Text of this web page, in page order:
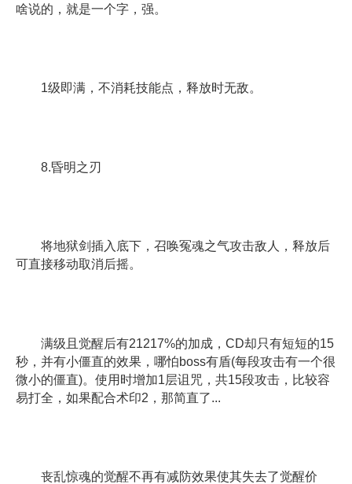
啥说的，就是一个字，强。
1级即满，不消耗技能点，释放时无敌。
8.昏明之刃
将地狱剑插入底下，召唤冤魂之气攻击敌人，释放后
可直接移动取消后摇。
满级且觉醒后有21217%的加成，CD却只有短短的15
秒，并有小僵直的效果，哪怕boss有盾(每段攻击有一个很
微小的僵直)。使用时增加1层诅咒，共15段攻击，比较容
易打全，如果配合术印2，那简直了...
丧乱惊魂的觉醒不再有减防效果使其失去了觉醒价